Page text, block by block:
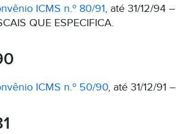
ICMS n.º 80/91, até 31/12/94
QUE ESPECIFICA.
ICMS n.º 50/90, até 31/12/91